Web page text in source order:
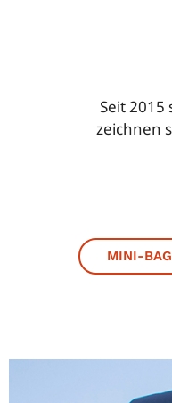
Seit 2015
zeichnen
MINI-